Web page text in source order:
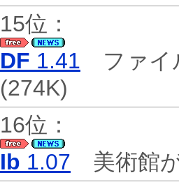
15位：
DF 1.41 ファイ
(274K)
16位：
Ib 1.07 美術館